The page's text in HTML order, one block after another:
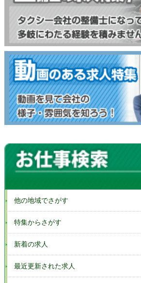
他の地域でさがす
特集からさがす
新着の求人
最近更新された求人